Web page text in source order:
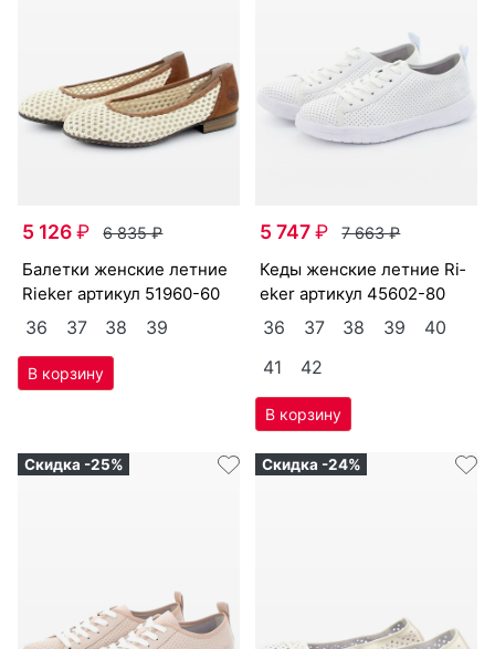
5 126₽ 6 835₽
ба­лет­ки женс­кие лет­ние
Ri­eker артикул 51960-60
36 37 38 39
5 747₽ 7 663₽
ке­ды женс­кие лет­ние Ri­
eker артикул45602-80
36 37 38 39
40
41
42
Скидка -25% Скидка -24%